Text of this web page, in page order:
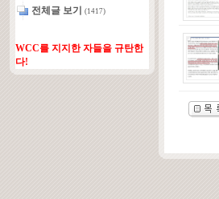
전체글 보기 (1417)
WCC를 지지한 자들을 규탄한
다!